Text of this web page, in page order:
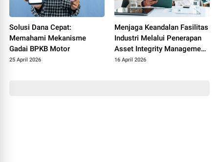
Solusi Dana Cepat:
Memahami Mekanisme
Gadai BPKB Motor
25 April 2026
Menjaga Keandalan Fasilitas
Industri Melalui Penerapan
Asset Integrity Management
yang Efektif
16 April 2026